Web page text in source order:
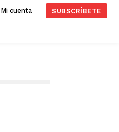
Mi cuenta SUBSCRÍBETE